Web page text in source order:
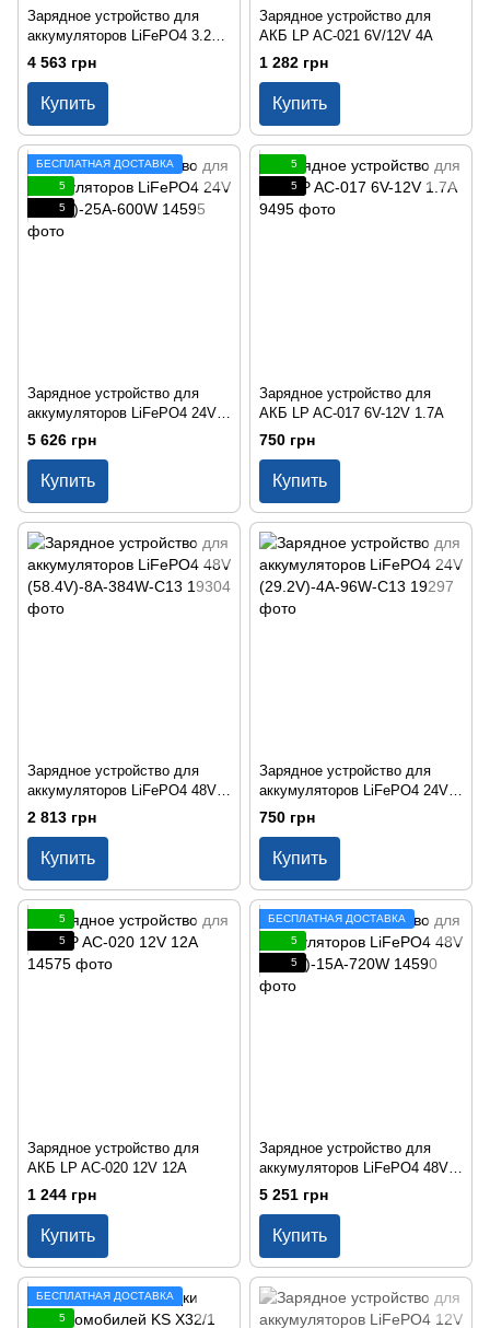
Зарядное устройство для
аккумуляторов LiFePO4 3.2V
(3.65V)-30A-96W-LED
4 563 грн
Купить
Зарядное устройство для
АКБ LP AC-021 6V/12V 4A
1 282 грн
Купить
БЕСПЛАТНАЯ ДОСТАВКА
5
5
Зарядное устройство для
аккумуляторов LiFePO4 24V
(29.2V)-25A-600W
5 626 грн
Купить
5
5
Зарядное устройство для
АКБ LP AC-017 6V-12V 1.7A
750 грн
Купить
Зарядное устройство для
аккумуляторов LiFePO4 48V
(58.4V)-8A-384W-C13
2 813 грн
Купить
Зарядное устройство для
аккумуляторов LiFePO4 24V
(29.2V)-4A-96W-C13
750 грн
Купить
5
5
Зарядное устройство для
АКБ LP AC-020 12V 12A
1 244 грн
Купить
БЕСПЛАТНАЯ ДОСТАВКА
5
5
Зарядное устройство для
аккумуляторов LiFePO4 48V
(58.4V)-15A-720W
5 251 грн
Купить
БЕСПЛАТНАЯ ДОСТАВКА
5